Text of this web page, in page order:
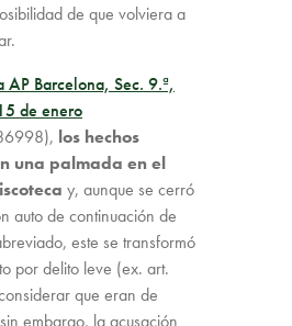
de que volviera a
AP Barcelona, Sec. 9.ª,
de enero
los hechos
una palmada en el
y, aunque se cerró
auto de continuación de
este se transformó
por delito leve (ex. art.
que eran de
embargo, la acusación